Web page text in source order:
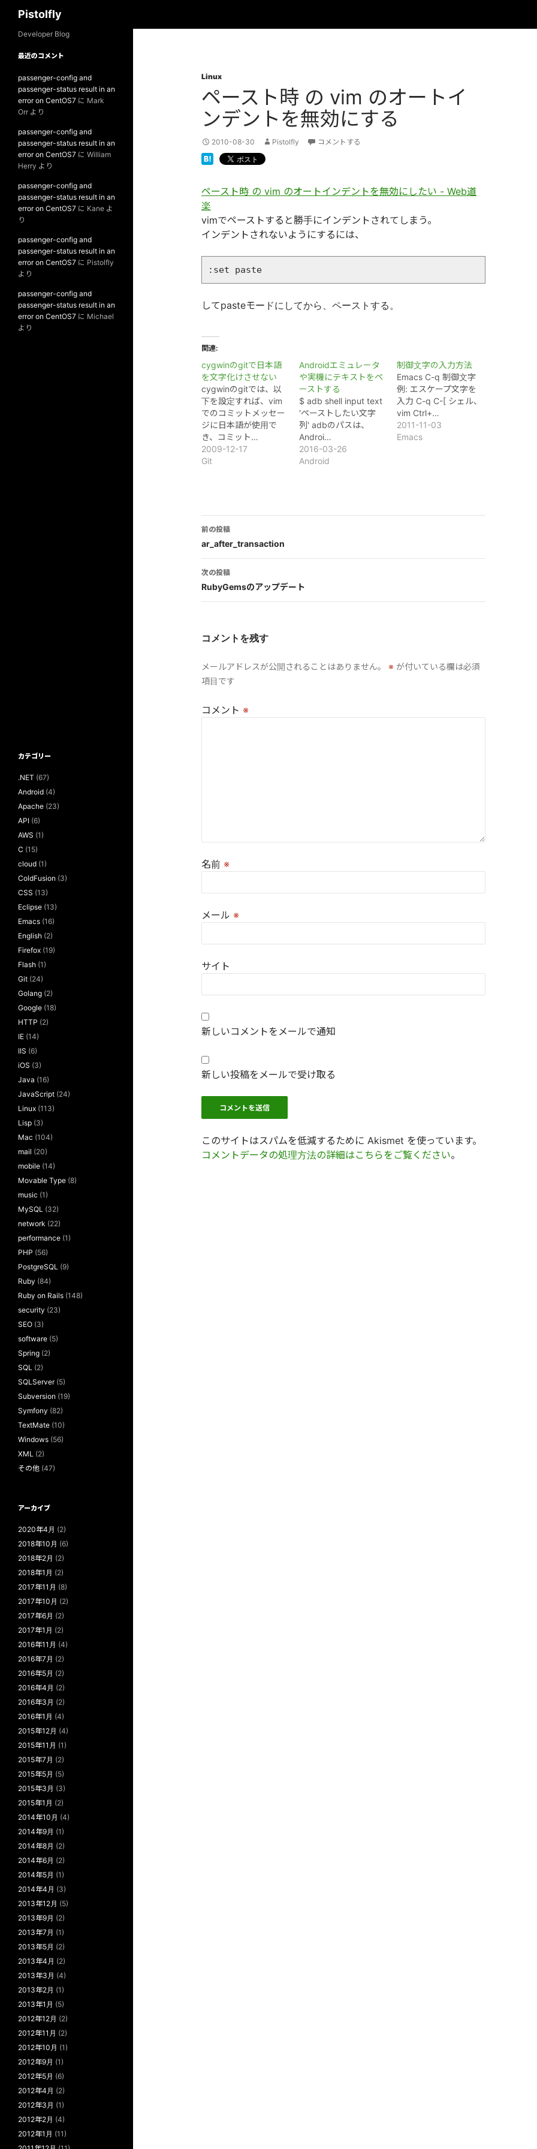
Pistolfly
Linux
ペースト時 の vim のオートイ
ンデントを無効にする
2010-08-30 Pistolfly コメントする
ペースト時 の vim のオートインデントを無効にしたい - Web道
楽
vimでペーストすると勝手にインデントされてしまう。
インデントされないようにするには、
してpasteモードにしてから、ペーストする。
関連
cygwinのgitで日本語
を文字化けさせない
cygwinのgitでは、以
下を設定すれば、vim
でのコミットメッセー
ジに日本語が使用で
き、コミット…
2009-12-17
Git
Androidエミュレータ
や実機にテキストをペ
ーストする
$ adb shell input text
'ペーストしたい文字
列' adbのパスは、
Androi…
2016-03-26
Android
制御文字の入力方法
Emacs C-q 制御文字
例: エスケープ文字を
入力 C-q C-[ シェル、
vim Ctrl+…
2011-11-03
Emacs
投
稿
ナ
ビ
ョ
前の投稿
ar_after_transaction
次の投稿
RubyGemsのアップデート
コメントを残す
メールアドレスが公開されることはありません。 ※ が付いている欄は必須
項目です
コメント ※
名前 ※
メール ※
サイト
新しいコメントをメールで通知
新しい投稿をメールで受け取る
このサイトはスパムを低減するために Akismet を使っています。
コメントデータの処理方法の詳細はこちらをご覧ください。
Developer Blog
最近のコメント
passenger-config and
passenger-status result in an
error on CentOS7 に Mark
Orr より
passenger-config and
passenger-status result in an
error on CentOS7 に William
Herry より
passenger-config and
passenger-status result in an
error on CentOS7 に Kane よ
り
passenger-config and
passenger-status result in an
error on CentOS7 に Pistolfly
より
passenger-config and
passenger-status result in an
error on CentOS7 に Michael
より
カテゴリー
.NET (67)
Android (4)
Apache (23)
API (6)
AWS (1)
C (15)
cloud (1)
ColdFusion (3)
CSS (13)
Eclipse (13)
Emacs (16)
English (2)
Firefox (19)
Flash (1)
Git (24)
Golang (2)
Google (18)
HTTP (2)
IE (14)
IIS (6)
iOS (3)
Java (16)
JavaScript (24)
Linux (113)
Lisp (3)
Mac (104)
mail (20)
mobile (14)
Movable Type (8)
music (1)
MySQL (32)
network (22)
performance (1)
PHP (56)
PostgreSQL (9)
Ruby (84)
Ruby on Rails (148)
security (23)
SEO (3)
software (5)
Spring (2)
SQL (2)
SQLServer(5)
Subversion (19)
Symfony (82)
TextMate (10)
Windows (56)
XML (2)
その他 (47)
アーカイブ
2020年4月 (2)
2018年10月 (6)
2018年2月 (2)
2018年1月 (2)
2017年11月 (8)
2017年10月 (2)
2017年6月 (2)
2017年1月 (2)
2016年11月 (4)
2016年7月 (2)
2016年5月 (2)
2016年4月 (2)
2016年3月 (2)
2016年1月 (4)
2015年12月 (4)
2015年11月 (1)
2015年7月 (2)
2015年5月 (5)
2015年3月 (3)
2015年1月 (2)
2014年10月 (4)
2014年9月 (1)
2014年8月 (2)
2014年6月 (2)
2014年5月 (1)
2014年4月 (3)
2013年12月 (5)
2013年9月 (2)
2013年7月 (1)
2013年5月 (2)
2013年4月 (2)
2013年3月 (4)
2013年2月 (1)
2013年1月 (5)
2012年12月 (2)
2012年11月 (2)
2012年10月 (1)
2012年9月 (1)
2012年5月 (6)
2012年4月 (2)
2012年3月 (1)
2012年2月 (4)
2012年1月 (11)